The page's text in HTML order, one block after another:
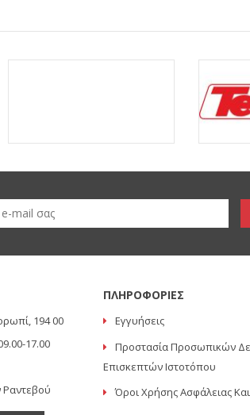
194 00
17.00
Ραντεβού
ΠΛΗΡΟΦΟΡΙΕΣ
Εγγυήσεις
Προστασία Προσωπικών
Επισκεπτών Ιστοτόπου
Όροι Χρήσης Ασφάλειας